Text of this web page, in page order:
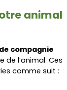
animal
compagnie
l’animal. Ces
comme suit :